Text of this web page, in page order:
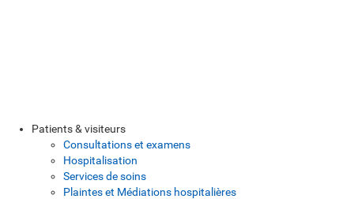
Patients & visiteurs
Consultations et examens
Hospitalisation
Services de soins
Plaintes et Médiations hospitalières